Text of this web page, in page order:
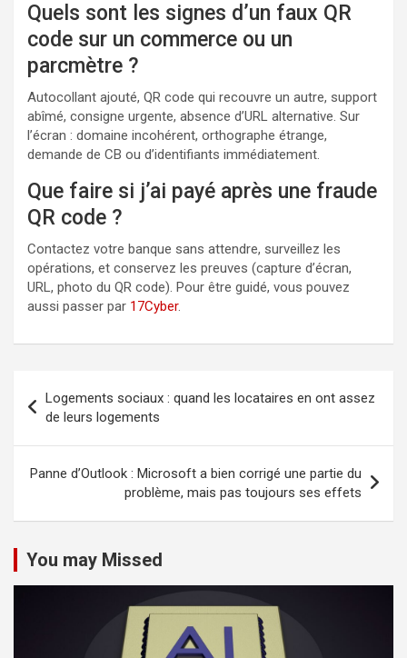
Quels sont les signes d’un faux QR
code sur un commerce ou un
parcmètre ?
Autocollant ajouté, QR code qui recouvre un autre, support
abîmé, consigne urgente, absence d’URL alternative. Sur
l’écran : domaine incohérent, orthographe étrange,
demande de CB ou d’identifiants immédiatement.
Que faire si j’ai payé après une fraude
QR code ?
Contactez votre banque sans attendre, surveillez les
opérations, et conservez les preuves (capture d’écran,
URL, photo du QR code). Pour être guidé, vous pouvez
aussi passer par 17Cyber.
de
l’article
Logements sociaux : quand les locataires en ont assez
de leurs logements
Panne d’Outlook : Microsoft a bien corrigé une partie du
problème, mais pas toujours ses effets
You may Missed